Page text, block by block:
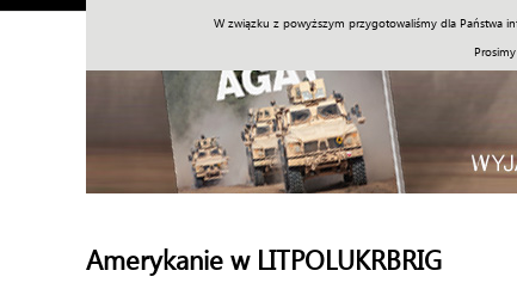
W związku z powyższym przygotowaliśmy dla Państwa
Amerykanie w LITPOLUKRBRIG